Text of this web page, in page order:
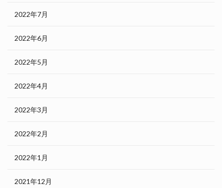
2022年7月
2022年6月
2022年5月
2022年4月
2022年3月
2022年2月
2022年1月
2021年12月